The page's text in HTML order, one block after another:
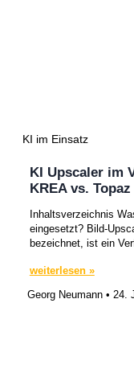
KI im Einsatz
KI Upscaler im
KREA vs.
Inhaltsverzeichnis
eingesetzt? Bild-
bezeichnet, ist ein
weiterlesen »
Georg Neumann
24.